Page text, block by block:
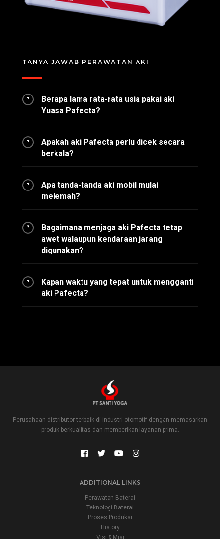
TANYA JAWAB PERAWATAN AKI
?
Berapa lama rata-rata usia pakai aki
Yuasa Pafecta?
?
Apakah aki Pafecta perlu dicek secara
berkala?
?
Apa tanda-tanda aki mobil mulai
melemah?
?
Bagaimana menjaga aki Pafecta tetap
awet walaupun kendaraan jarang
digunakan?
?
Kapan waktu yang tepat untuk mengganti
aki Pafecta?
Perusahaan distributor terbaik di industri otomotif dengan memasarkan
produk berkualitas dan memberikan layanan prima.
ADDITIONAL LINKS
Perawatan Baterai
Teknologi Baterai
Proses Produksi
History
Visi & Misi